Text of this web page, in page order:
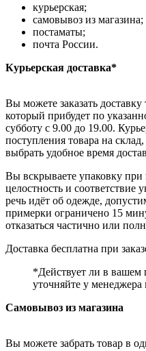
курьерская;
самовывоз из магазина;
постаматы;
почта России.
Курьерская доставка*
Вы можете заказать
который прибудет по
субботу с 9.00 до 19.00.
поступления товара на
выбрать удобное время
Вы вскрываете упаковку при
целостность и соответствие
речь идёт об одежде,
примерки ограничено 15
отказаться частично или
Доставка бесплатна при
*Действует ли в вашем
уточняйте у менеджера
Самовывоз из магазина
Вы можете забрать товар в